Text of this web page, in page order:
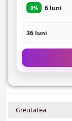
0% 6 luni
36 luni
Greutatea